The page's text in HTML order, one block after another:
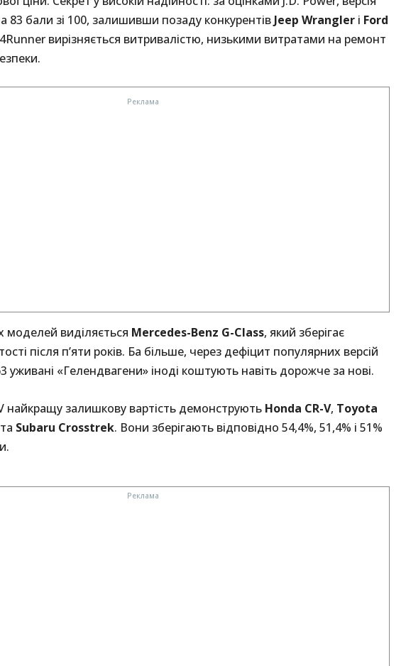
83 бали зі 100, залишивши позаду конкурентів Jeep Wrangler і Ford
вирізняється витривалістю, низькими витратами на ремонт
моделей виділяється Mercedes-Benz G-Class, який зберігає
після п’яти років. Ба більше, через дефіцит популярних версій
уживані «Гелендвагени» іноді коштують навіть дорожче за нові.
найкращу залишкову вартість демонструють Honda CR-V, Toyota
та Subaru Crosstrek. Вони зберігають відповідно 54,4%, 51,4% і 51%